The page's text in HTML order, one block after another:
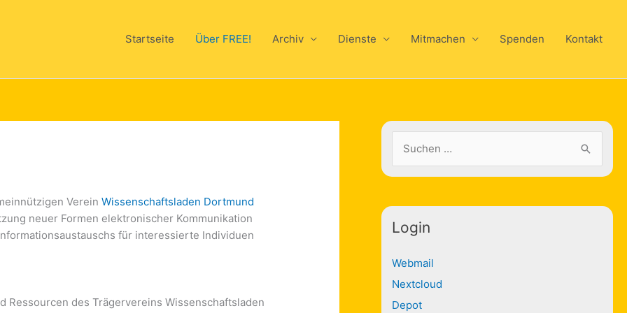
Startseite Über FREE! Archiv Dienste Mitmachen Spenden Kontakt
VereinWissenschaftsladen Dortmund
neuer Formen elektronischer Kommunikation
für interessierte Individuen
Ressourcen des Trägervereins Wissenschaftsladen
h
e
n
a
c
Login
Webmail
Nextcloud
Depot